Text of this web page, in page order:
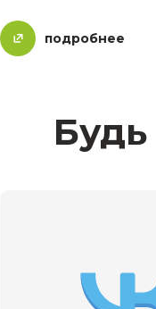
подробнее
Будь